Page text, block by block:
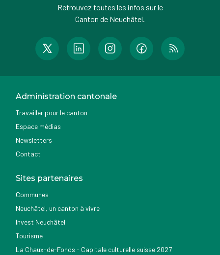
Retrouvez toutes les infos sur le
Canton de Neuchâtel.
Administration cantonale
Travailler pour le canton
Espace médias
Newsletters
Contact
Sites partenaires
Communes
Neuchâtel, un canton à vivre
Invest Neuchâtel
Tourisme
La Chaux-de-Fonds - Capitale culturelle suisse 2027